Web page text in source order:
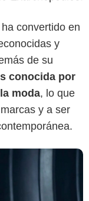
convertido en
y
de su
conocida por
moda, lo que
y a ser